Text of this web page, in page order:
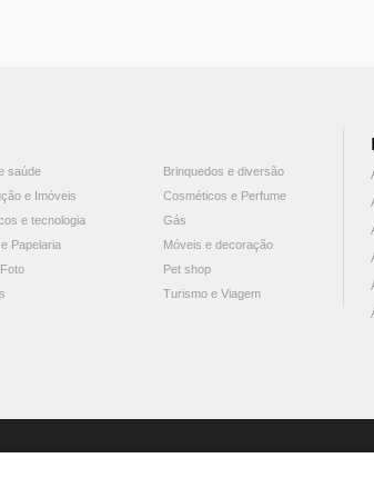
saúde
Brinquedos e diversão
e Imóveis
Cosméticos e Perfume
e tecnologia
Gás
Papelaria
Móveis e decoração
Pet shop
Turismo e Viagem